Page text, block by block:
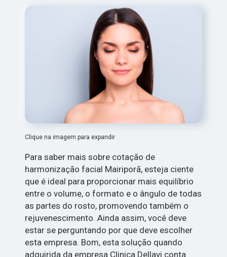
Clique na imagem para expandir
Para saber mais sobre cotação de
harmonização facial Mairiporã, esteja ciente
que é ideal para proporcionar mais equilíbrio
entre o volume, o formato e o ângulo de todas
as partes do rosto, promovendo também o
rejuvenescimento. Ainda assim, você deve
estar se perguntando por que deve escolher
esta empresa. Bom, esta solução quando
adquirida da empresa Clinica Dellavi conta